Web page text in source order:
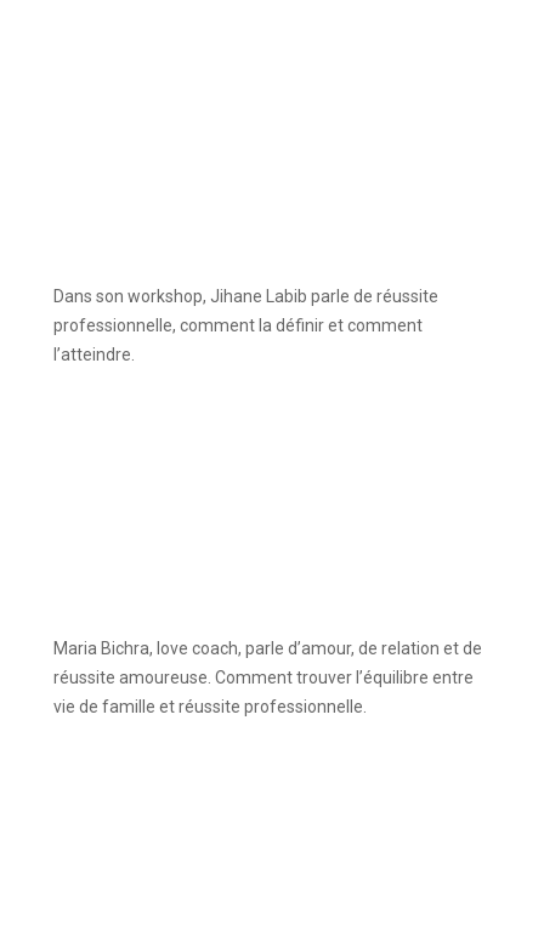
Dans son workshop, Jihane Labib parle de réussite
professionnelle, comment la définir et comment
l’atteindre.
Maria Bichra, love coach, parle d’amour, de relation et de
réussite amoureuse. Comment trouver l’équilibre entre
vie de famille et réussite professionnelle.